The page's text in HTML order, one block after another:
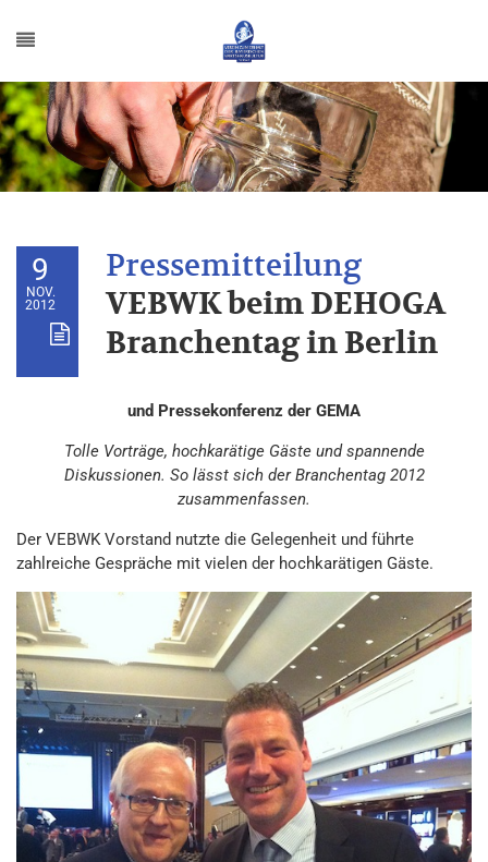
9
NOV.
2012
VEBWK beim DEHOGA
Branchentag in Berlin
und Pressekonferenz der GEMA
Tolle Vorträge, hochkarätige Gäste und spannende
Diskussionen. So lässt sich der Branchentag 2012
zusammenfassen.
Der VEBWK Vorstand nutzte die Gelegenheit und führte
zahlreiche Gespräche mit vielen der hochkarätigen Gäste.